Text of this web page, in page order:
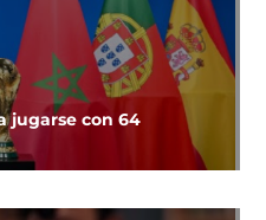
jugarse con 64